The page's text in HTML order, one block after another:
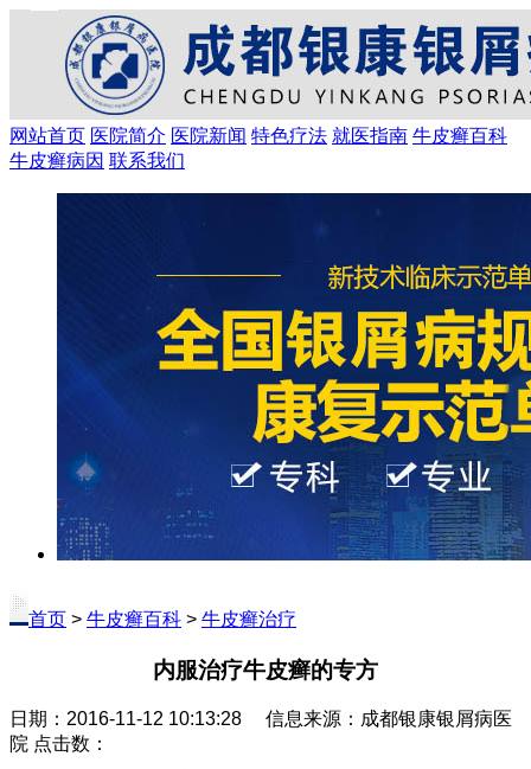
网站首页 医院简介 医院新闻 特色疗法 就医指南 牛皮癣百科
牛皮癣病因 联系我们
首页 > 牛皮癣百科 > 牛皮癣治疗
内服治疗牛皮癣的专方
日期：2016-11-12 10:13:28 信息来源：成都银康银屑病医
院 点击数：